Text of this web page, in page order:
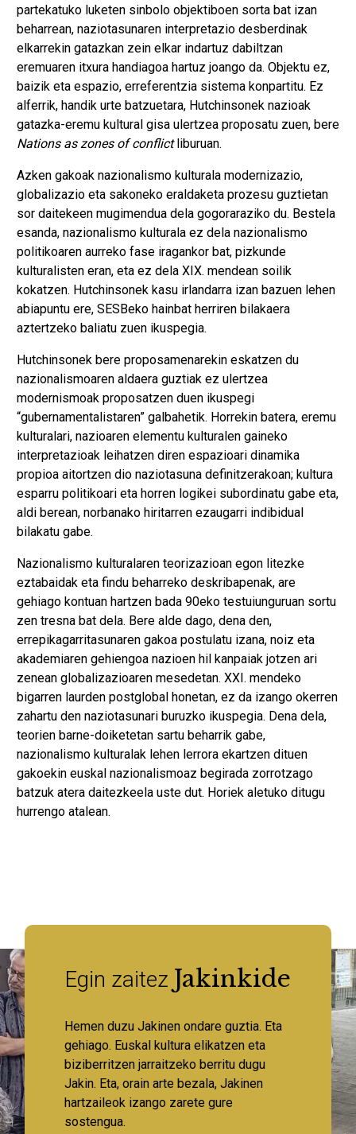
partekatuko luketen sinbolo objektiboen sorta bat izan
beharrean, naziotasunaren interpretazio desberdinak
elkarrekin gatazkan zein elkar indartuz dabiltzan
eremuaren itxura handiagoa hartuz joango da. Objektu ez,
baizik eta espazio, erreferentzia sistema konpartitu. Ez
alferrik, handik urte batzuetara, Hutchinsonek nazioak
gatazka-eremu kultural gisa ulertzea proposatu zuen, bere
Nations as zones of conflictliburuan.
Azken gakoak nazionalismo kulturala modernizazio,
globalizazio eta sakoneko eraldaketa prozesu guztietan
sor daitekeen mugimendua dela gogoraraziko du. Bestela
esanda, nazionalismo kulturala ez dela nazionalismo
politikoaren aurreko fase iragankor bat, pizkunde
kulturalisten eran, eta ez dela XIX. mendean soilik
kokatzen. Hutchinsonek kasu irlandarra izan bazuen lehen
abiapuntu ere, SESBeko hainbat herriren bilakaera
aztertzeko baliatu zuen ikuspegia.
Hutchinsonek bere proposamenarekin eskatzen du
nazionalismoaren aldaera guztiak ez ulertzea
modernismoak proposatzen duen ikuspegi
“gubernamentalistaren” galbahetik. Horrekin batera, eremu
kulturalari, nazioaren elementu kulturalen gaineko
interpretazioak leihatzen diren espazioari dinamika
propioa aitortzen dio naziotasuna definitzerakoan; kultura
esparru politikoari eta horren logikei subordinatu gabe eta,
aldi berean, norbanako hiritarren ezaugarri indibidual
bilakatu gabe.
Nazionalismo kulturalaren teorizazioan egon litezke
eztabaidak eta findu beharreko deskribapenak, are
gehiago kontuan hartzen bada 90eko testuiunguruan sortu
zen tresna bat dela. Bere alde dago, dena den,
errepikagarritasunaren gakoa postulatu izana, noiz eta
akademiaren gehiengoa nazioen hil kanpaiak jotzen ari
zenean globalizazioaren mesedetan. XXI. mendeko
bigarren laurden postglobal honetan, ez da izango okerren
zahartu den naziotasunari buruzko ikuspegia. Dena dela,
teorien barne-doiketetan sartu beharrik gabe,
nazionalismo kulturalak lehen lerrora ekartzen dituen
gakoekin euskal nazionalismoaz begirada zorrotzago
batzuk atera daitezkeela uste dut. Horiek aletuko ditugu
hurrengo atalean.
Egin zaitez Jakinkide
Hemen duzu Jakinen ondare guztia. Eta
gehiago. Euskal kultura elikatzen eta
biziberritzen jarraitzeko berritu dugu
Jakin. Eta, orain arte bezala, Jakinen
hartzaileok izango zarete gure
sostengua.